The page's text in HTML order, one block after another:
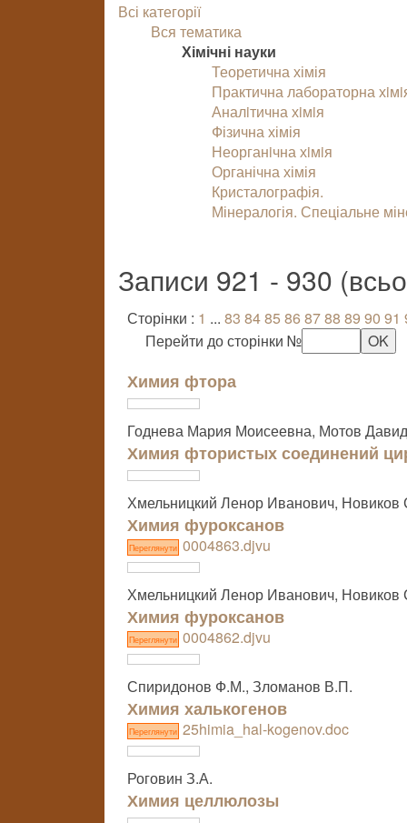
Всі категорії
Вся тематика
Хімічні науки
Теоретична хімія
Практична лабораторна
Аналiтична хiмiя
Фізична хімія
Неорганiчна хiмiя
Органічна хімія
Кристалографія.
Мінералогія. Спеціальне
Записи 921 - 930
Сторінки : 1 ... 83 8485 86 8788 89 90 91
Перейти до сторінки №
Химия фтора
Годнева Мария Моисеевна, Мотов
Химия фтористых соединений
Хмельницкий Ленор Иванович,
Химия фуроксанов
Переглянути 0004863.djvu
Хмельницкий Ленор Иванович,
Химия фуроксанов
Переглянути 0004862.djvu
Спиридонов Ф.М., Зломанов В.П.
Химия халькогенов
Переглянути 25himia_hal-kogenov.doc
Роговин З.А.
Химия целлюлозы